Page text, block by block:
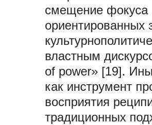
смещение фокуса
ориентированных
властным
of power» [19].
как инструмент
восприятия
традиционных